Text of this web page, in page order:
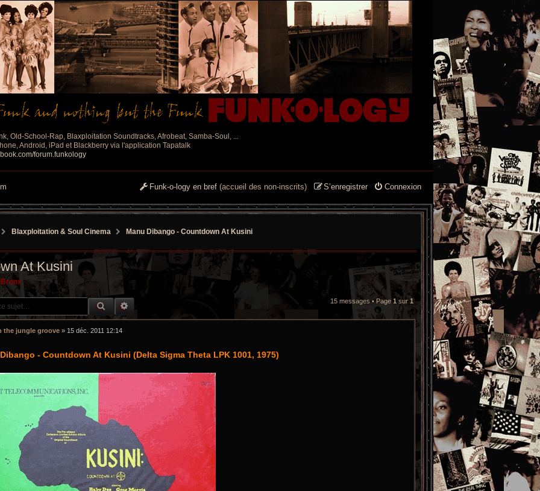
Old-School-Rap, Blaxploitation Soundtracks, Afrobeat, Samba-Soul, ...
Android, iPad et Blackberry via l'application Tapatalk
forum.funkology
Connexion
S’enregistrer
Funk-o-logy en bref (accueil des non-inscrits)
Blaxploitation & Soul Cinema Manu Dibango - Countdown At Kusini
At Kusini
RECHERCHE GROOVY 15 messages • Page 1 sur1
the jungle groove» 15 déc. 2011 12:14
- Countdown At Kusini (Delta Sigma Theta LPK 1001, 1975)